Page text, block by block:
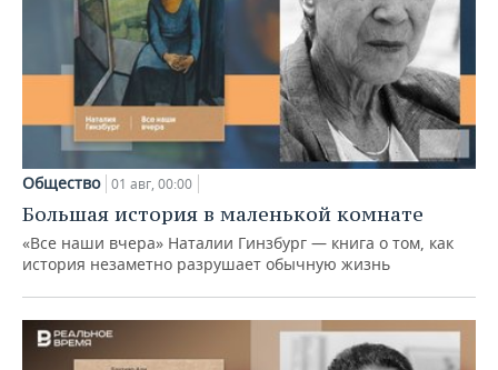
Общество 01 авг, 00:00
Большая история в маленькой комнате
«Все наши вчера» Наталии Гинзбург — книга о том, как
история незаметно разрушает обычную жизнь